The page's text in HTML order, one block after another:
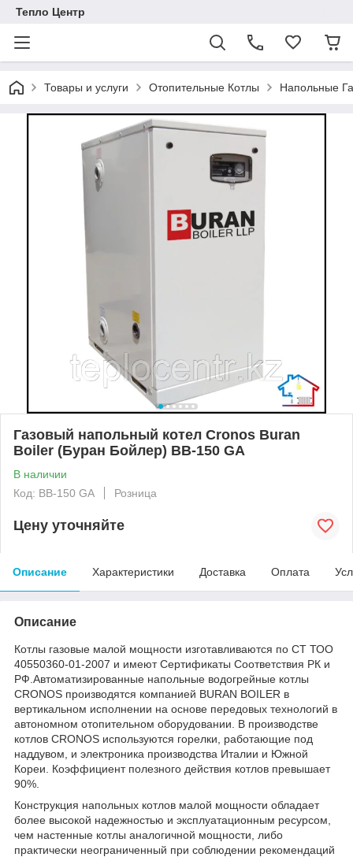
Тепло Центр
Товары и услуги Отопительные Котлы Напольные
Газовый напольный котел Cronos Buran
Boiler (Буран Бойлер) BB-150 GA
В наличии
Код: BB-150 GA
Розница
Цену уточняйте
Описание Характеристики Доставка Оплата
Описание
Котлы газовые малой мощности изготавливаются по СТ ТОО
40550360-01-2007 и имеют Сертификаты Соответствия РК и
РФ.Автоматизированные напольные водогрейные котлы
CRONOS производятся компанией BURAN BOILER в
вертикальном исполнении на основе передовых технологий в
автономном отопительном оборудовании. В производстве
котлов CRONOS используются горелки, работающие под
наддувом, и электроника производства Италии и Южной
Кореи. Коэффициент полезного действия котлов превышает
90%.
Конструкция напольных котлов малой мощности обладает
более высокой надежностью и эксплуатационным ресурсом,
чем настенные котлы аналогичной мощности, либо
практически неограниченный при соблюдении рекомендаций